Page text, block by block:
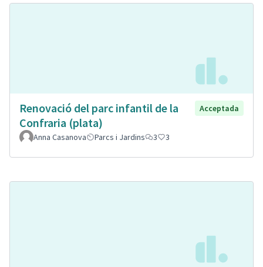
Renovació del parc infantil de la
Confraria (plata)
Acceptada
Anna Casanova Parcs i Jardins 3 3